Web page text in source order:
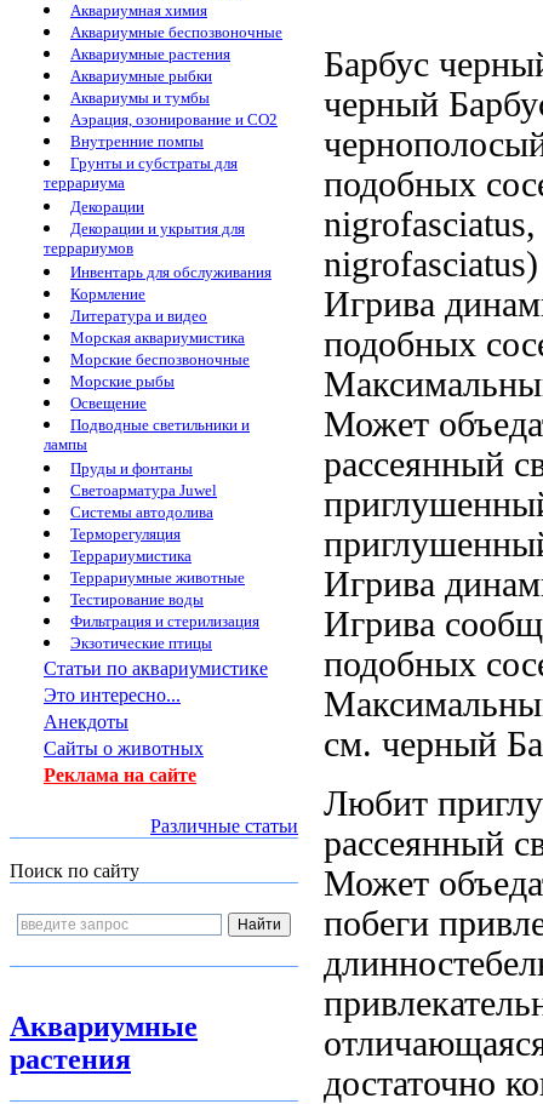
Аквариумная химия
Аквариумные беспозвоночные
Аквариумные растения
Аквариумные рыбки
Аквариумы и тумбы
Аэрация, озонирование и CO2
Внутренние помпы
Грунты и субстраты для
террариума
Декорации
Декорации и укрытия для
террариумов
Инвентарь для обслуживания
Кормление
Литература и видео
Морская аквариумистика
Морские беспозвоночные
Морские рыбы
Освещение
Подводные светильники и
лампы
Пруды и фонтаны
Светоарматура Juwel
Системы автодолива
Терморегуляция
Террариумистика
Террариумные животные
Тестирование воды
Фильтрация и стерилизация
Экзотические птицы
Статьи по аквариумистике
Это интересно...
Анекдоты
Сайты о животных
Реклама на сайте
Различные статьи
Поиск по сайту
Аквариумные
растения
Барбус
черный
подобных
Игрива
подобных
Может
рассеянный
Игрива
Игрива
подобных
см. черный
Любит
рассеянный
Может
побеги
достаточно